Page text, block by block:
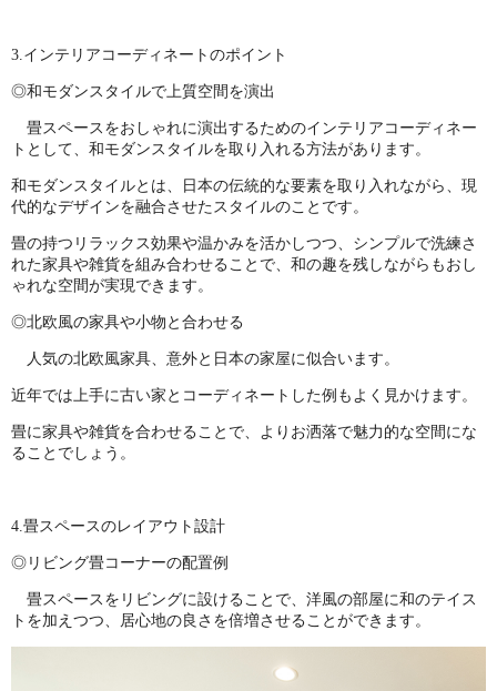
3.インテリアコーディネートのポイント
◎和モダンスタイルで上質空間を演出
畳スペースをおしゃれに演出するためのインテリアコーディネー
トとして、和モダンスタイルを取り入れる方法があります。
和モダンスタイルとは、日本の伝統的な要素を取り入れながら、現
代的なデザインを融合させたスタイルのことです。
畳の持つリラックス効果や温かみを活かしつつ、シンプルで洗練さ
れた家具や雑貨を組み合わせることで、和の趣を残しながらもおし
ゃれな空間が実現できます。
◎北欧風の家具や小物と合わせる
人気の北欧風家具、意外と日本の家屋に似合います。
近年では上手に古い家とコーディネートした例もよく見かけます。
畳に家具や雑貨を合わせることで、よりお洒落で魅力的な空間にな
ることでしょう。
4.畳スペースのレイアウト設計
◎リビング畳コーナーの配置例
畳スペースをリビングに設けることで、洋風の部屋に和のテイス
トを加えつつ、居心地の良さを倍増させることができます。